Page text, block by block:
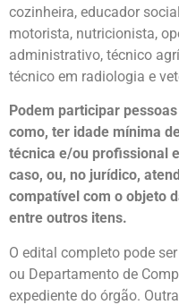
cozinheira, educador
motorista, nutricionista,
administrativo, técnico
técnico em radiologia e
Podem participar
como, ter idade mínima
técnica e/ou profissional
caso, ou, no jurídico,
compatível com o objeto
entre outros itens.
O edital completo pode
ou Departamento de
expediente do órgão.